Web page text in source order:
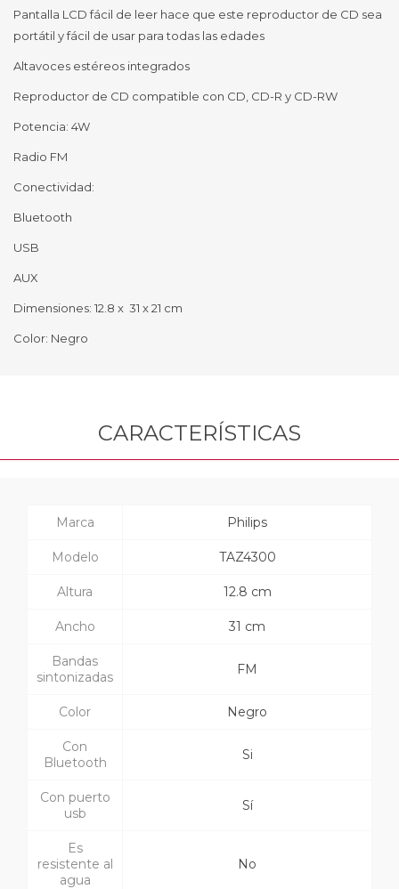
Pantalla LCD fácil de leer hace que este reproductor de CD sea
portátil y fácil de usar para todas las edades
Altavoces estéreos integrados
Reproductor de CD compatible con CD, CD-R y CD-RW
Potencia: 4W
Radio FM
Conectividad:
Bluetooth
USB
AUX
Dimensiones: 12.8 x 31 x 21 cm
Color: Negro
CARACTERÍSTICAS
Marca Philips
Modelo TAZ4300
Altura 12.8 cm
Ancho 31 cm
Bandas
sintonizadas
FM
Color Negro
Con
Bluetooth
Si
Con puerto
usb
Sí
Es
resistente al
agua
No